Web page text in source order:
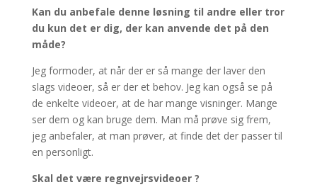
Kan du anbefale denne løsning til andre eller tror
du kun det er dig, der kan anvende det på den
måde?
Jeg formoder, at når der er så mange der laver den
slags videoer, så er der et behov. Jeg kan også se på
de enkelte videoer, at de har mange visninger. Mange
ser dem og kan bruge dem. Man må prøve sig frem,
jeg anbefaler, at man prøver, at finde det der passer til
en personligt.
Skal det være regnvejrsvideoer ?